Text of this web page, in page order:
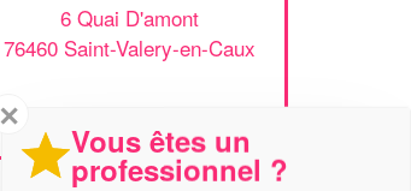
6 Quai D'amont
76460 Saint-Valery-en-Caux
✕
Vous êtes un
professionnel ?